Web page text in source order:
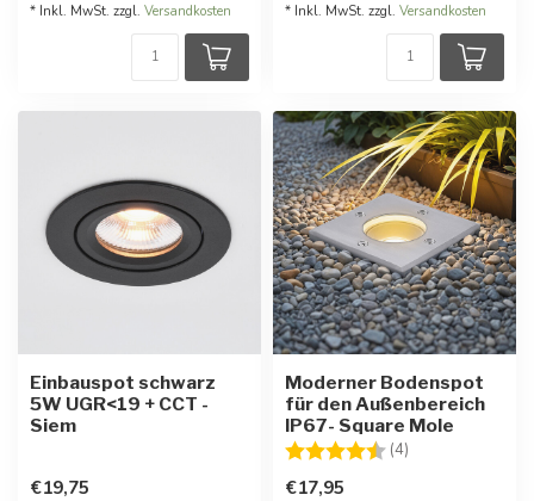
* Inkl. MwSt. zzgl. Versandkosten * Inkl. MwSt. zzgl. Versandkosten
Einbauspot schwarz
5W UGR<19 + CCT -
Siem
€19,75
Moderner Bodenspot
für den Außenbereich
IP67- Square Mole
Bewertung:
(4)
€17,95